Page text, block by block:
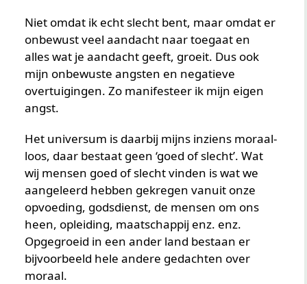
Niet omdat ik echt slecht bent, maar omdat er
onbewust veel aandacht naar toegaat en
alles wat je aandacht geeft, groeit. Dus ook
mijn onbewuste angsten en negatieve
overtuigingen. Zo manifesteer ik mijn eigen
angst.
Het universum is daarbij mijns inziens moraal-
loos, daar bestaat geen ‘goed of slecht’. Wat
wij mensen goed of slecht vinden is wat we
aangeleerd hebben gekregen vanuit onze
opvoeding, godsdienst, de mensen om ons
heen, opleiding, maatschappij enz. enz.
Opgegroeid in een ander land bestaan er
bijvoorbeeld hele andere gedachten over
moraal.